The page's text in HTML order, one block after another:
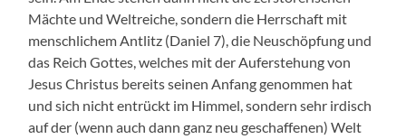
Mächte und Weltreiche, sondern die Herrschaft mit
menschlichem Antlitz (Daniel 7), die Neuschöpfung und
das Reich Gottes, welches mit der Auferstehung von
Jesus Christus bereits seinen Anfang genommen hat
und sich nicht entrückt im Himmel, sondern sehr irdisch
auf der (wenn auch dann ganz neu geschaffenen) Welt